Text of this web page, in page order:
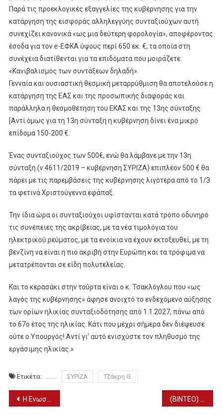
Παρά τις προεκλογικές εξαγγελίες της κυβέρνησης για την
κατάργηση της εισφοράς αλληλεγγύης συνταξιούχων αυτή
συνεχίζει κανονικά «ως μια δεύτερη φορολογία», αποφέροντας
έσοδα για τον e-ΕΦΚΑ ύψους περί 650 εκ. €, τα οποία στη
συνέχεια διατίθενται για τα επιδόματα που μοιράζετε.
«Κανιβαλισμός των συντάξεων δηλαδή».
Γενναία και ουσιαστική θεσμική μεταρρύθμιση θα αποτελούσε η
κατάργηση της ΕΑΣ και της προσωπικής διαφοράς και
παράλληλα η θεσμοθέτηση του ΕΚΑΣ και της 13ης σύνταξης.
[Αντί όμως για τη 13η σύνταξη η κυβέρνηση δίνει ένα μικρό
επίδομα 150-200 €.
Ένας συνταξιούχος των 500€, ενώ θα λάμβανε με την 13η
σύνταξη (ν.4611/2019 – κυβέρνηση ΣΥΡΙΖΑ) επιπλέον 500 € θα
πάρει με τις παρεμβάσεις της κυβέρνησης λιγότερα από το 1/3
τα φετινά Χριστούγεννα εφάπαξ.
Την ίδια ώρα οι συνταξιούχοι υφίστανται κατά τρόπο οδυνηρό
τις συνέπειες της ακρίβειας, με τα νέα τιμολόγια του
ηλεκτρικού ρεύματος, με τα ενοίκια να έχουν εκτοξευθεί, με τη
βενζίνη να είναι η πιο ακριβή στην Ευρώπη και τα τρόφιμα να
μετατρέπονται σε είδη πολυτελείας.
Και το κερασάκι στην τούρτα είναι ο κ. Τσακλόγλου που «ως
λαγός της κυβέρνησης» άφησε ανοιχτό το ενδεχόμενο αύξησης
των ορίων ηλικίας συνταξιοδότησης από 1.1.2027, πάνω από
το 67ο έτος της ηλικίας. Κάτι που μέχρι σήμερα δεν διέψευσε
ούτε ο Υπουργός! Αντί γι’ αυτό ενισχύστε τον πληθυσμό της
εργάσιμης ηλικίας.»
Ετικέτα: ΣΥΡΙΖΑ Τζάκρη Θ.
Πλοήγηση
Η Ενωση Συνταξιούχων ΙΚΑ Γιαννιτσών ενημερώνει για τις συνδρομές μελών